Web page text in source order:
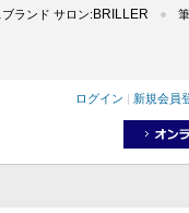
ランド サロン: BRILLER
ログイン 新規会員